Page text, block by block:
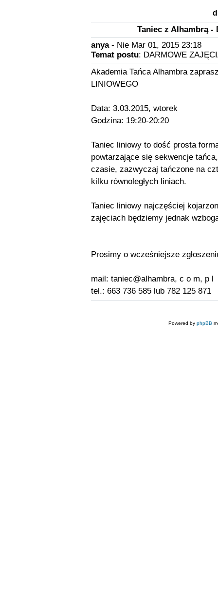
Taniec z Alhambrą -
anya- Nie Mar 01, 2015 23:18
Temat postu: DARMOWE
Akademia Tańca Alhambra
LINIOWEGO
Data: 3.03.2015, wtorek
Godzina: 19:20-20:20
Taniec liniowy to dość prosta
powtarzające się sekwencje
czasie, zazwyczaj tańczone na
kilku równoległych liniach.
Taniec liniowy najczęściej
zajęciach będziemy jednak
Prosimy o wcześniejsze
mail: taniec@alhambra, c o m, p l
tel.: 663 736 585 lub 782 125 871
Powered by phpBB